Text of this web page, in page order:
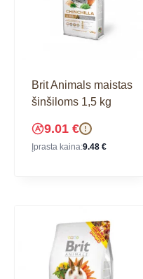
Brit Animals maistas
šinšiloms 1,5 kg
9.01 € !
Įprasta kaina:9.48 €